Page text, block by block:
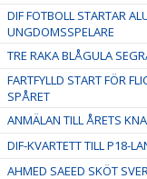
DIF FOTBOLL STARTAR
UNGDOMSSPELARE
TRE RAKA BLÅGULA
FARTFYLLD START FÖR
SPÅRET
ANMÄLAN TILL ÅRETS
DIF-KVARTETT TILL P18-
AHMED SAEED SKÖT